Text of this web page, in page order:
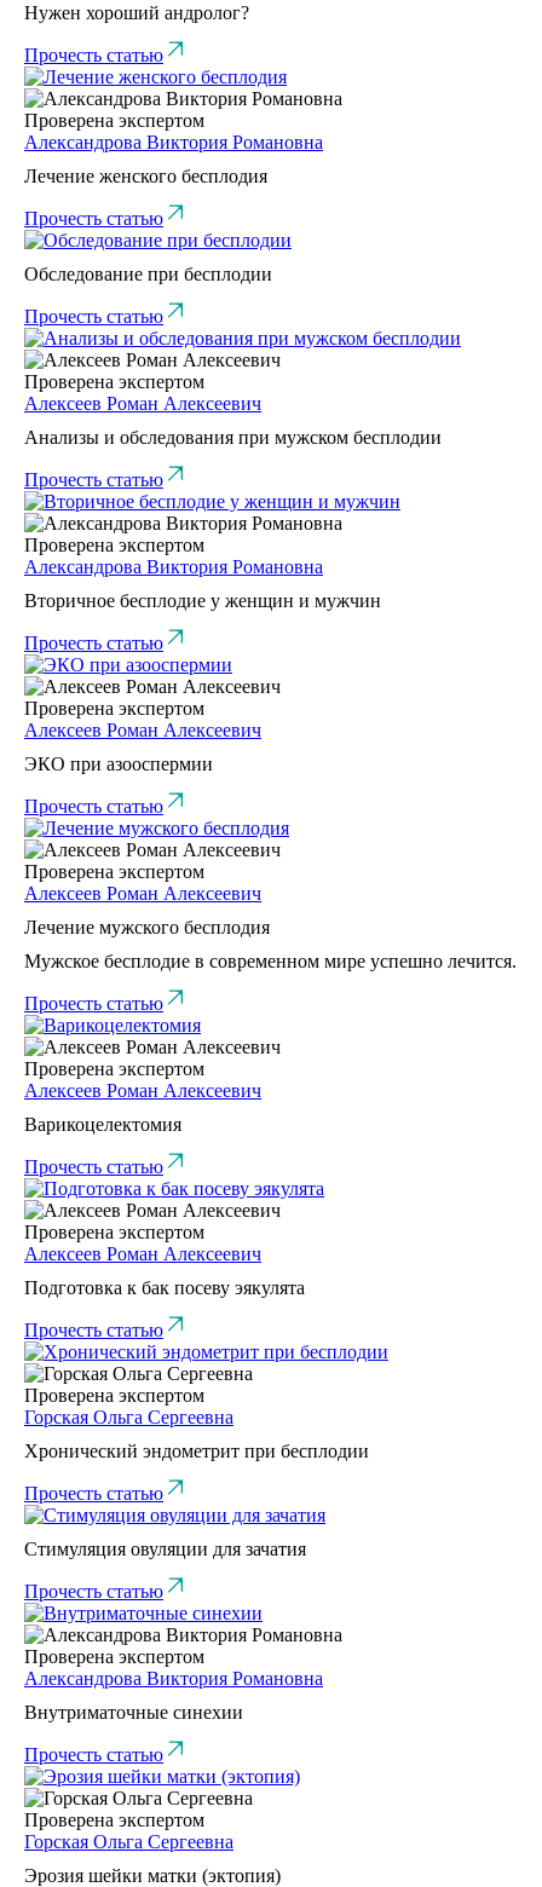
Нужен хороший андролог?
Прочесть статью
Проверена экспертом
Александрова Виктория Романовна
Лечение женского бесплодия
Прочесть статью
Обследование при бесплодии
Прочесть статью
Проверена экспертом
Алексеев Роман Алексеевич
Анализы и обследования при мужском бесплодии
Прочесть статью
Проверена экспертом
Александрова Виктория Романовна
Вторичное бесплодие у женщин и мужчин
Прочесть статью
Проверена экспертом
Алексеев Роман Алексеевич
ЭКО при азооспермии
Прочесть статью
Проверена экспертом
Алексеев Роман Алексеевич
Лечение мужского бесплодия
Мужское бесплодие в современном мире успешно лечится.
Прочесть статью
Проверена экспертом
Алексеев Роман Алексеевич
Варикоцелектомия
Прочесть статью
Проверена экспертом
Алексеев Роман Алексеевич
Подготовка к бак посеву эякулята
Прочесть статью
Проверена экспертом
Горская Ольга Сергеевна
Хронический эндометрит при бесплодии
Прочесть статью
Стимуляция овуляции для зачатия
Прочесть статью
Проверена экспертом
Александрова Виктория Романовна
Внутриматочные синехии
Прочесть статью
Проверена экспертом
Горская Ольга Сергеевна
Эрозия шейки матки (эктопия)